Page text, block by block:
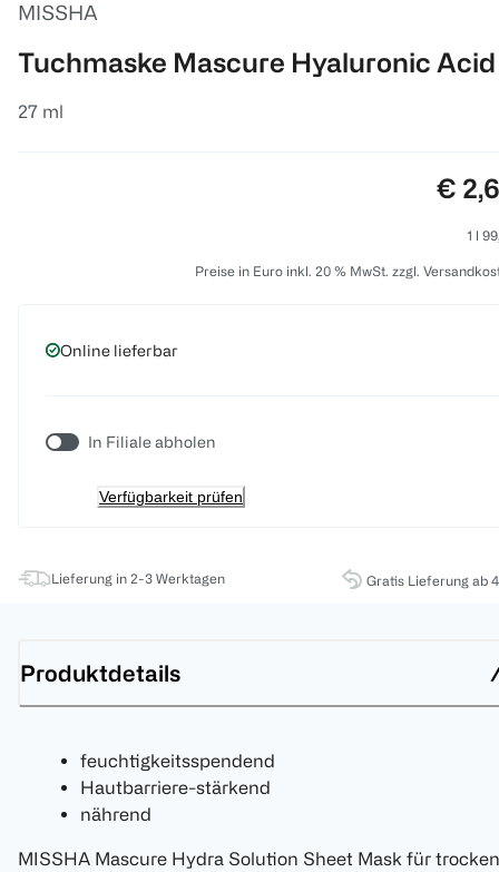
MISSHA
Tuchmaske Mascure Hyaluronic Acid
27 ml
€
1 l
Preise in Euro inkl. 20 % MwSt. zzgl.
Online lieferbar
In Filiale abholen
Verfügbarkeit prüfen
Lieferung in 2-3 Werktagen Gratis Lieferung ab
Produktdetails
feuchtigkeitsspendend
Hautbarriere-stärkend
nährend
MISSHA Mascure Hydra Solution Sheet Mask für